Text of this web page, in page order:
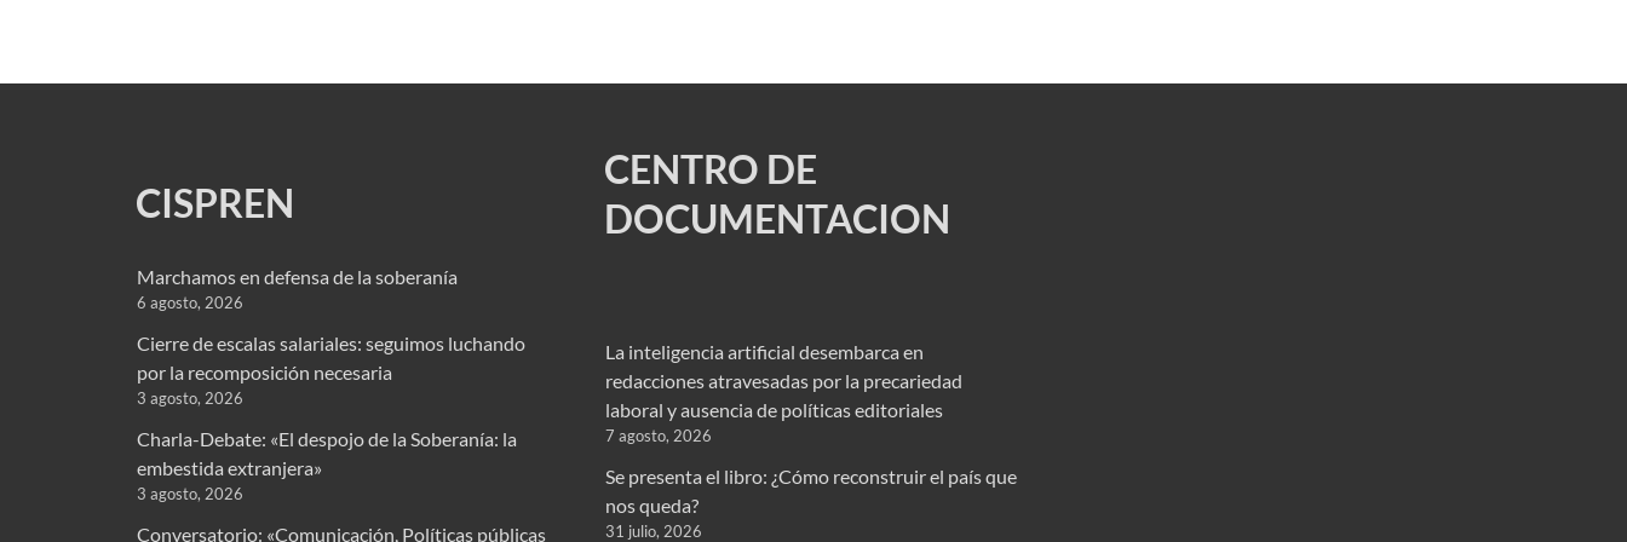
CISPREN
Marchamos en defensa de la soberanía
6 agosto, 2026
Cierre de escalas salariales: seguimos luchando
por la recomposición necesaria
3 agosto, 2026
Charla-Debate: «El despojo de la Soberanía: la
embestida extranjera»
3 agosto, 2026
Conversatorio: «Comunicación, Políticas públicas
CENTRO DE
DOCUMENTACION
La inteligencia artificial desembarca en
redacciones atravesadas por la precariedad
laboral y ausencia de políticas editoriales
7 agosto, 2026
Se presenta el libro: ¿Cómo reconstruir el país que
nos queda?
31 julio, 2026